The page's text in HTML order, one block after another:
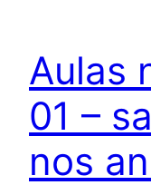
Aulas
01 –
nos